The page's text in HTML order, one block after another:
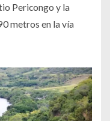
Pericongo y la
metros en la vía